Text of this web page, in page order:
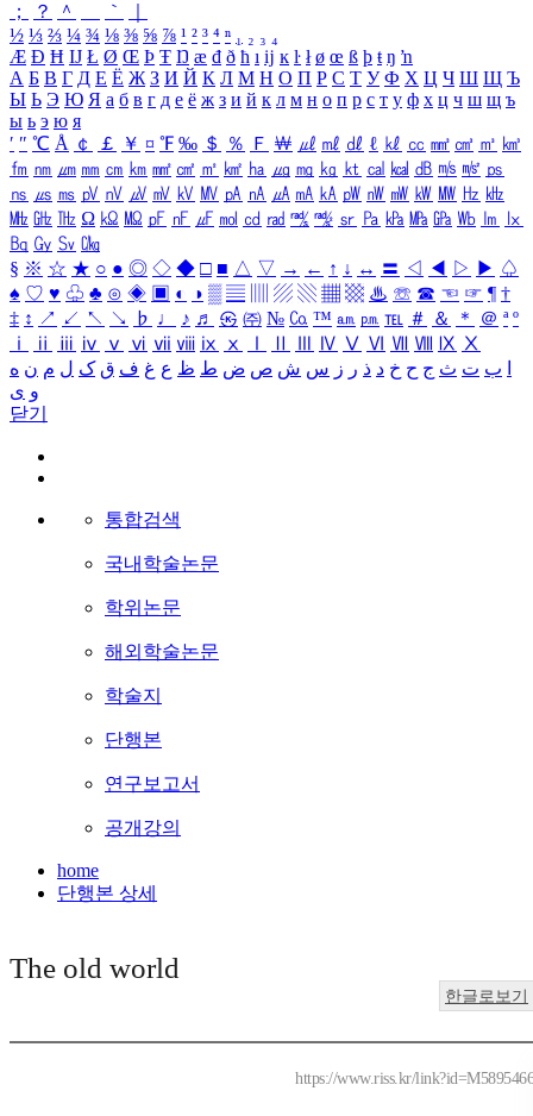
；
？ ＾ ｀
½ ⅓ ⅔ ¼ ¾ ⅛ ⅜ ⅝ ⅞ ¹ ² ³ ⁴ ⁿ ₁ ₂ ₃ ₄
Æ Ð Ħ Ĳ Ł Ø Œ Þ Ŧ Ŋ æ đ ð ħ ı ĳ ĸ ŀ ł ø œ ß þ ŧ ŋ ŉ
А Б В Г Д Е Ё Ж З И Й К Л М Н О П Р С Т У Ф Х Ц Ч Ш Щ Ъ
Ы Ь Э Ю Я а б в г д е ё ж з и й к л м н о п р с т у ф х ц ч ш щ ъ
ы ь э ю я
′ ″ ℃ Å ￠ ￡ ￥ ¤ ℉ ‰ ＄ ％ Ｆ ￦ ㎕ ㎖ ㎗ ℓ ㎘ ㏄ ㎣ ㎤ ㎥ ㎦
㎙ ㎚ ㎛ ㎜ ㎝ ㎞ ㎟ ㎠ ㎡ ㎢ ㏊ ㎍ ㎎ ㎏ ㏏ ㎈ ㎉ ㏈ ㎧ ㎨ ㎰
㎱ ㎲ ㎳ ㎴ ㎵ ㎶ ㎷ ㎸ ㎹ ㎀ ㎁ ㎂ ㎃ ㎄ ㎺ ㎻ ㎽ ㎾ ㎿ ㎐ ㎑
㎒ ㎓ ㎔ Ω ㏀ ㏁ ㎊ ㎋ ㎌ ㏖ ㏅ ㎭ ㎮ ㎯ ㏛ ㎩ ㎪ ㎫ ㎬ ㏝ ㏐
㏓
㏃ ㏉ ㏜ ㏆
§ ※ ☆ ★ ○ ● ◎ ◇ ◆ □ ■ △ ▽ → ← ↑ ↓ ↔ 〓 ◁ ◀ ▷ ▶ ♤
♠ ♡ ♥ ♧ ♣ ⊙ ◈ ▣ ◐ ◑ ▒ ▤ ▨ ▧ ▦ ▩ ♨ ☏ ☎ ☜ ☞ ¶ †
‡ ↕ ↗ ↙ ↖ ↘ ♭ ♩ ♪ ♬ ㉿ ㈜ № ㏇ ™ ㏂ ㏘ ℡ ＃ ＆ ＊ ＠ ª º
ⅰ
ⅱ ⅲ ⅳ ⅴ ⅵ ⅶ ⅷ ⅸ ⅹ Ⅳ Ⅴ Ⅵ Ⅶ Ⅷ Ⅸ Ⅹ
ب ت ث ج ح خ د ذ ر ز س ش ص ض ط ظ ع غ ف ق ک ل م ن ه
و ی
닫기
통합검색
국내학술논문
학위논문
해외학술논문
학술지
단행본
연구보고서
공개강의
home
단행본 상세
The old world
한글로보기
https://www.riss.kr/link?id=M5895466